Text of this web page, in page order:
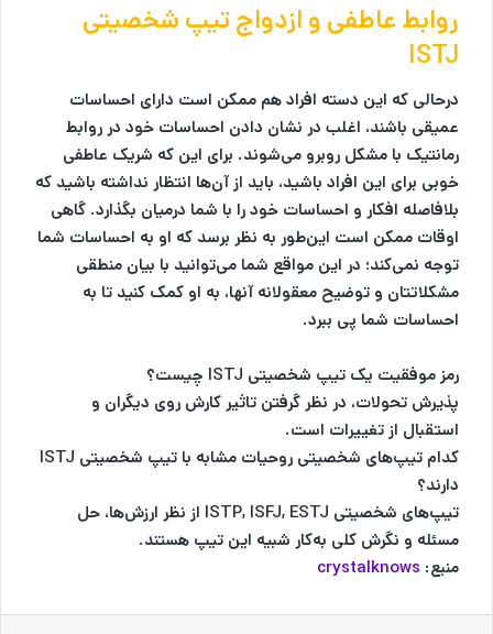
روابط عاطفی و ازدواج تیپ شخصیتی
ISTJ
درحالی که این دسته افراد هم ممکن است دارای احساسات
عمیقی باشند، اغلب در نشان دادن احساسات خود در روابط
رمانتیک با مشکل روبرو می‌شوند. برای این که شریک عاطفی
خوبی برای این افراد باشید، باید از آن‌ها انتظار نداشته باشید که
بلافاصله افکار و احساسات خود را با شما درمیان بگذارد. گاهی
اوقات ممکن است این‌طور به نظر برسد که او به احساسات شما
توجه نمی‌کند؛ در این مواقع شما می‌توانید با بیان منطقی
مشکلاتتان و توضیح معقولانه آنها، به او کمک کنید تا به
احساسات شما پی ببرد.
رمز موفقیت یک تیپ شخصیتی ISTJ چیست؟
پذیرش تحولات، در نظر گرفتن تاثیر کارش روی دیگران و
استقبال از تغییرات است.
کدام تیپ‌های شخصیتی روحیات مشابه با تیپ شخصیتی ISTJ
دارند؟
تیپ‌های شخصیتی ISTP, ISFJ, ESTJ از نظر ارزش‌ها، حل
مسئله و نگرش کلی به‌کار شبیه این تیپ هستند.
منبع: crystalknows